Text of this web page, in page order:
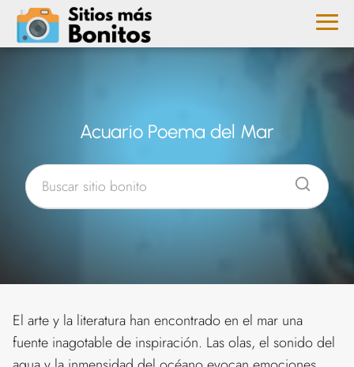
Acuario Poema del Mar
El arte y la literatura han encontrado en el mar una
fuente inagotable de inspiración. Las olas, el sonido del